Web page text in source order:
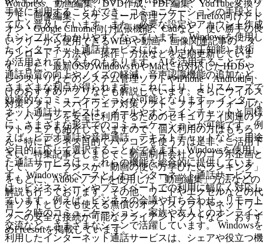
手軽に利用することができ、コミュニケーションの手段とし
て広く普及しています。また、必要な設定やアカウント作成
もシンプルでわかりやすくなっています。 Windowsを使用し
たインターネット通話サービスには、AI（人工知能）技術
が活用されているものもあります。AIを活用することで、
通話品質の向上やノイズの軽減、音声認識機能の追加など、
さまざまな利点が得られます。これにより、よりスムーズで
効率的なコミュニケーションが可能となります。 インター
ネット通話サービスは、メールやオンラインチャットと同様
に、さまざまな形式でのコミュニケーションが可能です。例
えば、ビデオ通話や音声通話、テキストチャットなど、用途
や目的に応じて選択することができます。Windowsを使用し
た通話サービスは、これらの機能を総合的に提供していま
す。 Windowsをベースとしたインターネット通話サービス
は、ビジネスシーンやプライベートでの利用に幅広く対応し
ています。例えば、ビジネスの会議や打ち合わせ、リモート
ワーク時のコミュニケーション、家族や友人とのオンライン
交流など、さまざまなシーンで活躍しています。 Windowsを
利用したインターネット通話サービスは、シェアや役立つ機
Wordpress、動画編集、DVD作成、PDF編集、YouTube変換ソ
フト、画像編集、スケジュール管理ソフト、Firefox向けアド
オン・Google Chrome向け拡張機能、Cadなど、使い勝手の良
いフリーから使用できるWEBや動画・画像関連記事の「ダ
ウンロード」方法や「操作」方法などを定期更新していま
す。また、最新OSのWindows10やMacにも対応したHDDや
レジストリなどのシステム管理ソフトやiPhone・Android向
けのおすすめアプリなども解説しています。さらにウイルス
対策ソフト、スパイウェア対策ソフト、ファイアフォールな
ど、パソコンを安全に利用するためのセキュリティ関連のソ
フトウェアも紹介していますので、個人利用の方はもちろ
ん、特にビジネス目的でパソコンを使う方は是非、ご活用下
さい。特集記事としまして、動画制作会社とのコラボ企画と
して、フリーランスが「動画の使い方学びたいランキング」
をもとに、Adobeソフトを使用した「動画編集」方法などの
解説も行っております。その他、ワードやエクセルなどの代
替ソフトとしても使える無償のオフィスソフトやネットワー
クへの安全な接続が可能なクライアントソフトなど、おすす
めFreesoftを掲載しています。